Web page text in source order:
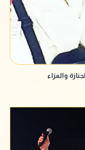
والعزاء